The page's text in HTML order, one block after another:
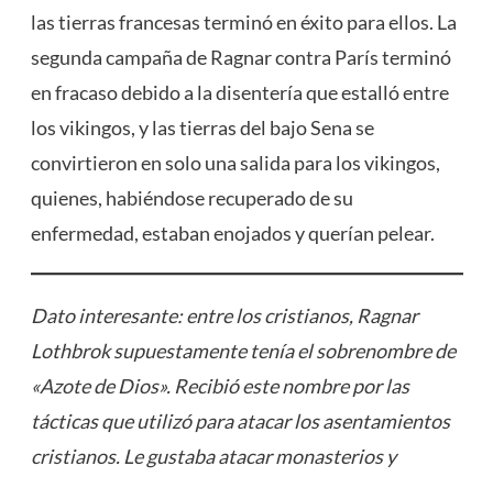
las tierras francesas terminó en éxito para ellos. La
segunda campaña de Ragnar contra París terminó
en fracaso debido a la disentería que estalló entre
los vikingos, y las tierras del bajo Sena se
convirtieron en solo una salida para los vikingos,
quienes, habiéndose recuperado de su
enfermedad, estaban enojados y querían pelear.
Dato interesante: entre los cristianos, Ragnar
Lothbrok supuestamente tenía el sobrenombre de
«Azote de Dios». Recibió este nombre por las
tácticas que utilizó para atacar los asentamientos
cristianos. Le gustaba atacar monasterios y